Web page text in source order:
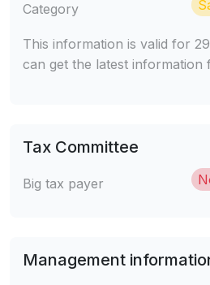
Category
This information is valid for
can get the latest information
Tax Committee
Big tax payer
Management